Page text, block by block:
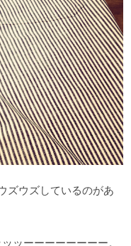
ズウズしているのがあ
ッーーーーーーーー。